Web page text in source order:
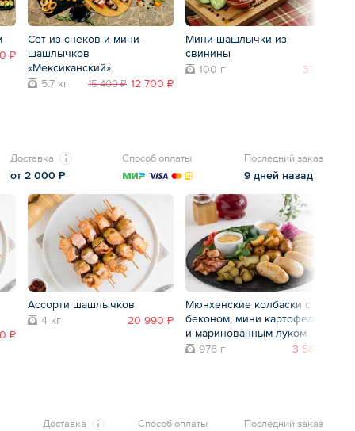
₽
Сет из снеков и мини-
шашлычков
«Мексиканский»
5.7 кг
15 400 ₽ 12 700 ₽
Мини-шашлычки из
свинины
100 г
370 ₽
Доставка
от 2 000 ₽
Способ оплаты Последний заказ
9 дней назад
₽
Ассорти шашлычков
4 кг
20 990 ₽
Мюнхенские колбаски с
беконом, мини картофелем
и маринованным луком
976 г
3 560 ₽
Доставка Способ оплаты Последний заказ